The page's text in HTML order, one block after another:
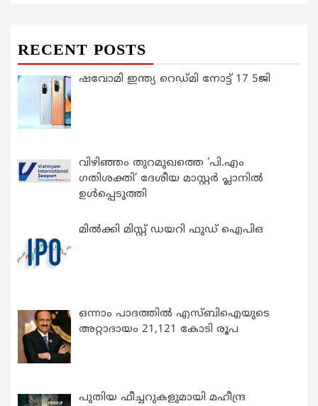
RECENT POSTS
ഷവോമി ഇന്ത്യ റെഡ്മി നോട്ട് 17 5ജി
വിഴിഞ്ഞം തുറമുഖത്തെ ‘പി.എം
ഗതിശക്തി’ ദേശീയ മാസ്റ്റർ പ്ലാനിൽ
ഉൾപ്പെടുത്തി
മിൽക്കി മിസ്റ്റ് ഡയറി ഫുഡ് ഐപിഒ
ഒന്നാം പാദത്തിൽ എസ്ബിഐയുടെ
അറ്റാദായം 21,121 കോടി രൂപ
പുതിയ ഫീച്ചറുകളുമായി മഹീന്ദ്ര